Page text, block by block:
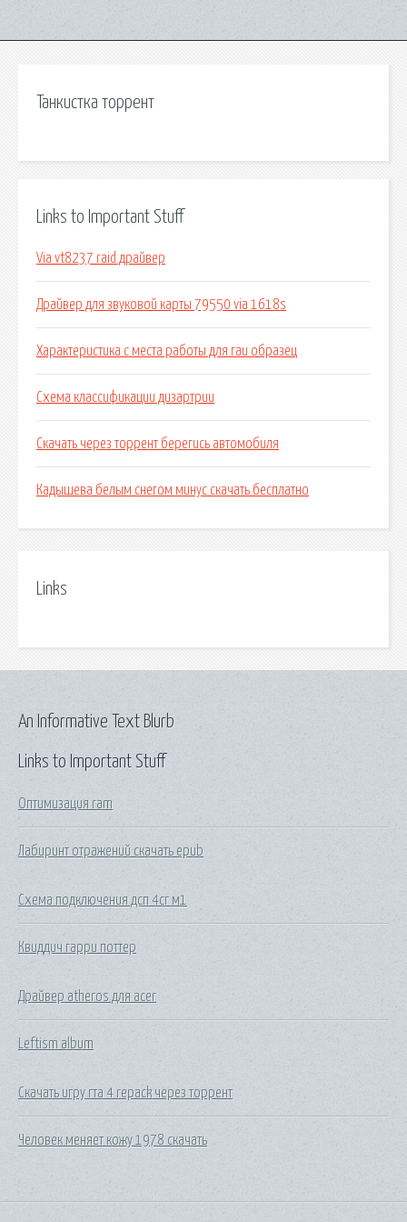
Танкистка торрент
Links to Important Stuff
Via vt8237 raid драйвер
Драйвер для звуковой карты 79550 via 1618s
Характеристика с места работы для гаи образец
Схема классификации дизартрии
Скачать через торрент берегись автомобиля
Кадышева белым снегом минус скачать бесплатно
Links
Links to Important Stuff
Оптимизация ram
Лабиринт отражений скачать epub
Схема подключения дсп 4сг м1
Квиддич гарри поттер
Драйвер atheros для acer
Leftism album
Скачать игру гта 4 repack через торрент
Человек меняет кожу 1978 скачать
An Informative Text Blurb